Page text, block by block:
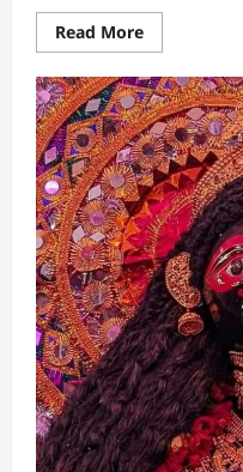
Read More